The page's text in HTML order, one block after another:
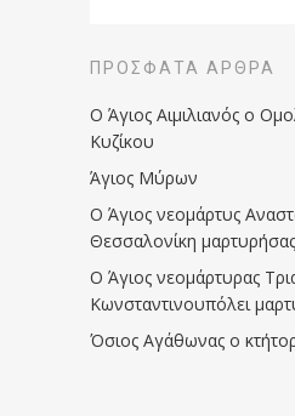
ΠΡΌΣΦΑΤΑ ΆΡΘΡΑ
Ο Άγιος Αιμιλιανός ο
Κυζίκου
Άγιος Μύρων
Ο Άγιος νεομάρτυς
Θεσσαλονίκη μαρτυρήσας
Ο Άγιος νεομάρτυρας
Κωνσταντινουπόλει
Όσιος Αγάθωνας ο